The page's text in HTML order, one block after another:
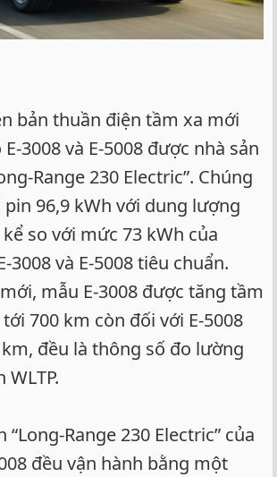
bản thuần điện tầm xa mới
3008 và E-5008 được nhà sản
Range 230 Electric”. Chúng
96,9 kWh với dung lượng
so với mức 73 kWh của
3008 và E-5008 tiêu chuẩn.
mẫu E-3008 được tăng tầm
700 km còn đối với E-5008
đều là thông số đo lường
“Long-Range 230 Electric” của
đều vận hành bằng một